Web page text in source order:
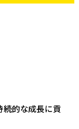
続的な成長に貢